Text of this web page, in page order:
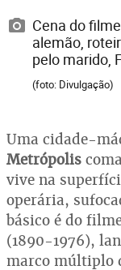
Cena do
alemão,
pelo marido,
(foto: Divulgação)
Uma cidade-
Metrópolis
vive na
operária,
básico é do
(1890-1976),
marco múltiplo